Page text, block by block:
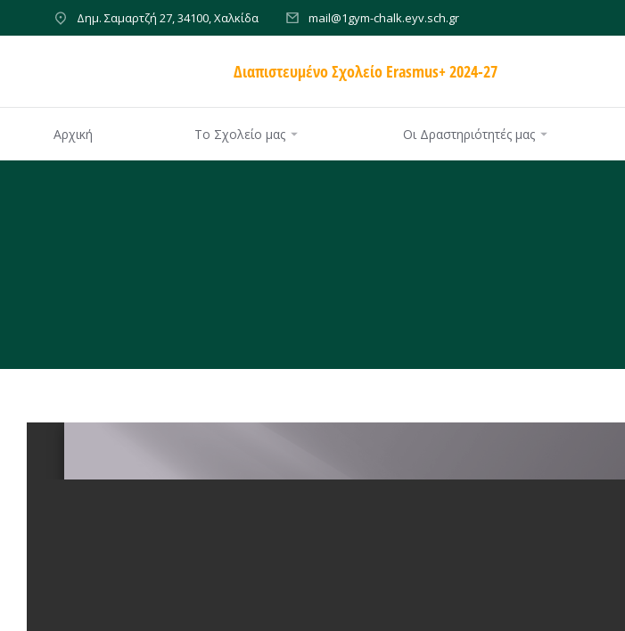
Δημ. Σαμαρτζή 27, 34100, Χαλκίδα mail@1gym-chalk.eyv.sch.gr
Διαπιστευμένο Σχολείο Erasmus+ 2024-27
Αρχική Το Σχολείο μας Οι Δραστηριότητές μας